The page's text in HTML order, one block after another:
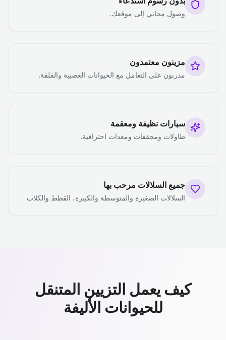
وصول مجاني إلى موقعك.
مزينون معتمدون
مدربون على التعامل مع الحيوانات العصبية والقلقة.
سيارات نظيفة ومعقمة
طاولات ومجففات ومعدات احترافية.
جميع السلالات مرحب بها
السلالات الصغيرة والمتوسطة والكبيرة، القطط والكلاب.
كيف يعمل التزيين المتنقل
للحيوانات الأليفة